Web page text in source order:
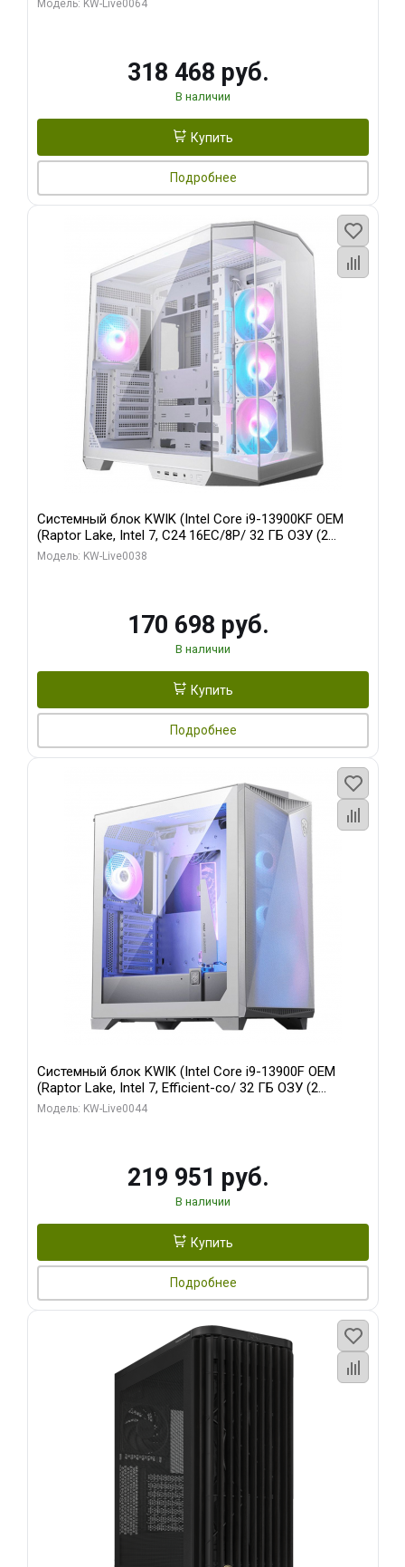
Модель: KW-Live0064
318 468 руб.
В наличии
Купить
Подробнее
Системный блок KWIK (Intel Core i9-13900KF OEM
(Raptor Lake, Intel 7, C24 16EC/8P/ 32 ГБ ОЗУ (2
модуля)/ Gigabyte RX9070XT GAMING OC 16GB GDDR6
Модель: KW-Live0038
170 698 руб.
В наличии
Купить
Подробнее
Системный блок KWIK (Intel Core i9-13900F OEM
(Raptor Lake, Intel 7, Efficient-co/ 32 ГБ ОЗУ (2
модуля)/ Gigabyte RTX5070Ti AERO OC 16GB GDDR7
Модель: KW-Live0044
219 951 руб.
В наличии
Купить
Подробнее